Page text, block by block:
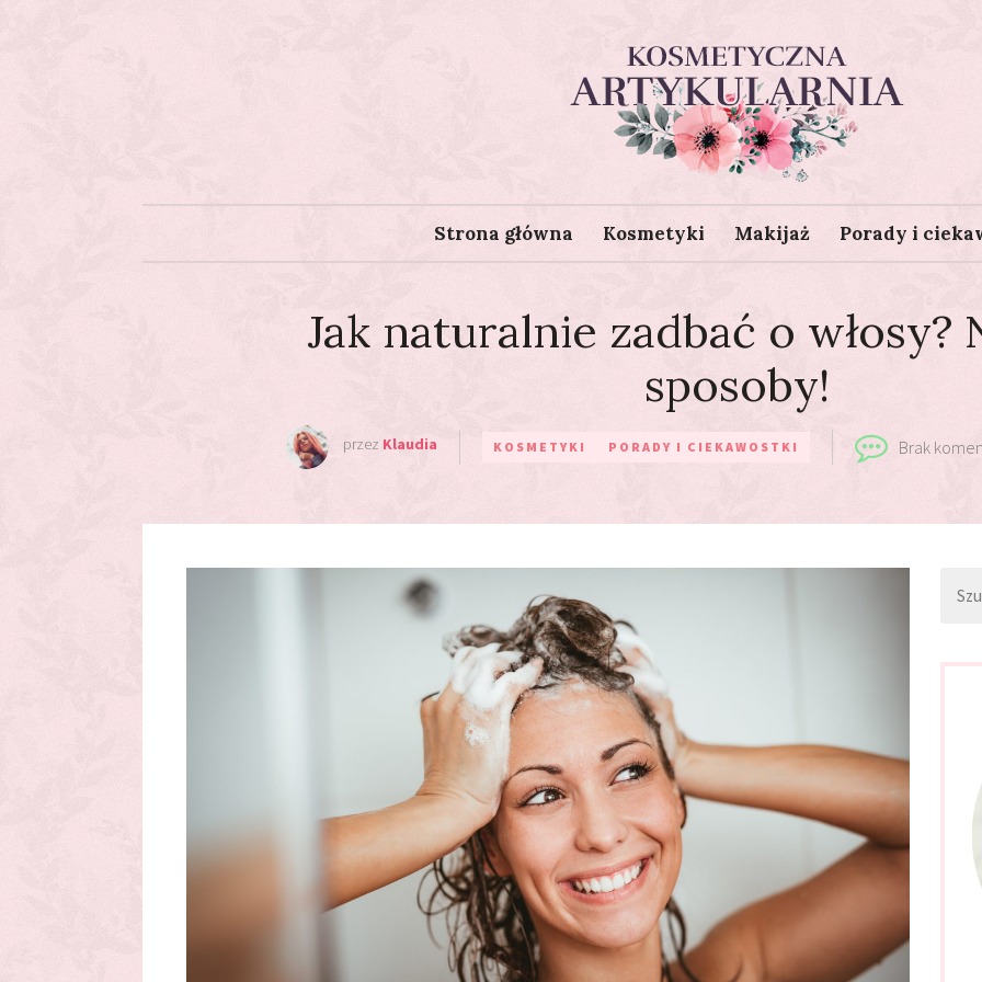
Kosmetyczna Artykularnia
Strona główna Kosmetyki Makijaż Porady i
Jak naturalnie zadbać o włosy?
sposoby!
przez Klaudia KOSMETYKI PORADY I CIEKAWOSTKI Brak